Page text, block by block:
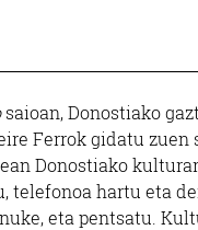
saioan, Donostiako
Ferrok gidatu zuen
Donostiako
telefonoa hartu eta
eta pentsatu.